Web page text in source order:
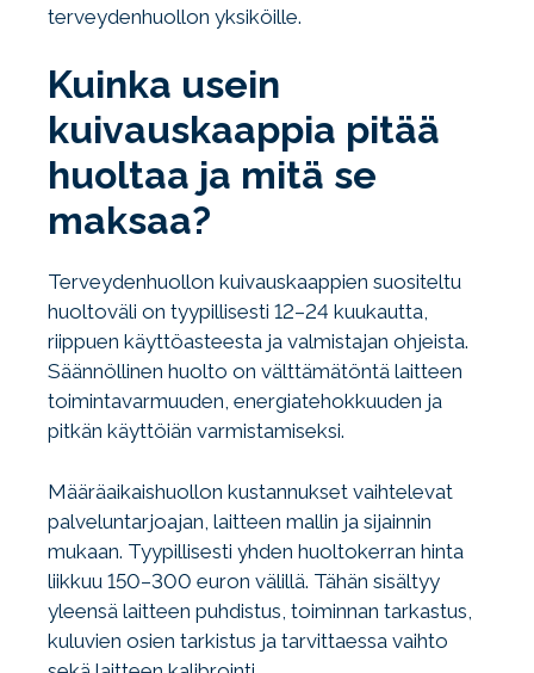
terveydenhuollon yksiköille.
Kuinka usein
kuivauskaappia pitää
huoltaa ja mitä se
maksaa?
Terveydenhuollon kuivauskaappien suositeltu
huoltoväli on tyypillisesti 12–24 kuukautta,
riippuen käyttöasteesta ja valmistajan ohjeista.
Säännöllinen huolto on välttämätöntä laitteen
toimintavarmuuden, energiatehokkuuden ja
pitkän käyttöiän varmistamiseksi.
Määräaikaishuollon kustannukset vaihtelevat
palveluntarjoajan, laitteen mallin ja sijainnin
mukaan. Tyypillisesti yhden huoltokerran hinta
liikkuu 150–300 euron välillä. Tähän sisältyy
yleensä laitteen puhdistus, toiminnan tarkastus,
kuluvien osien tarkistus ja tarvittaessa vaihto